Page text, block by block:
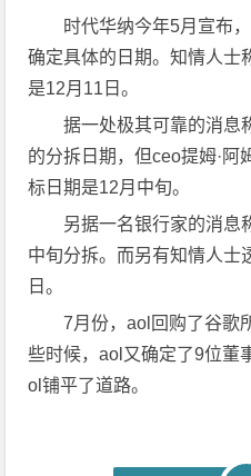
时代华纳今年5月宣布
确定具体的日期。知情人士
是12月11日。
据一处极其可靠的消息
的分拆日期，但ceo提姆·阿
标日期是12月中旬。
另据一名银行家的消息
中旬分拆。而另有知情人士
日。
7月份，aol回购了谷歌
些时候，aol又确定了9位董
ol铺平了道路。